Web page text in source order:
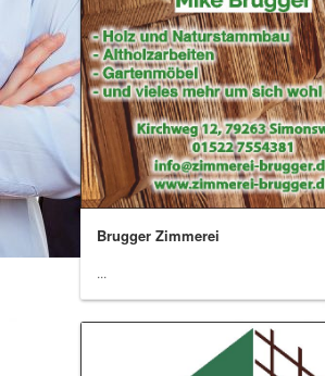
Brugger Zimmerei
...